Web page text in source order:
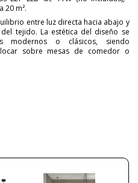
20 m².
entre luz directa hacia abajo y
tejido. La estética del diseño se
modernos o clásicos, siendo
sobre mesas de comedor o
128.5 cm
50 cm, 70 cm